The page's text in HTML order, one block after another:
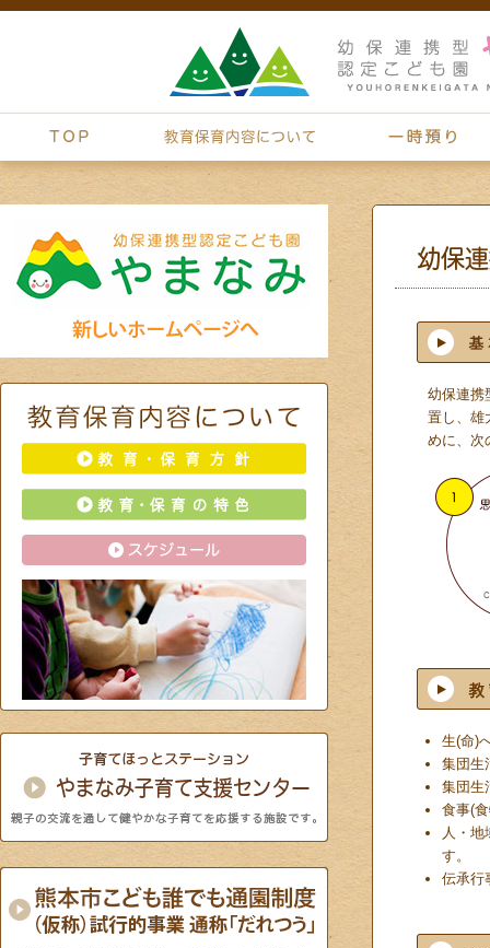
幼保連携
置し、雄
めに、次
生(命)
集団生
集団生
食事(
人・地
す。
伝承行